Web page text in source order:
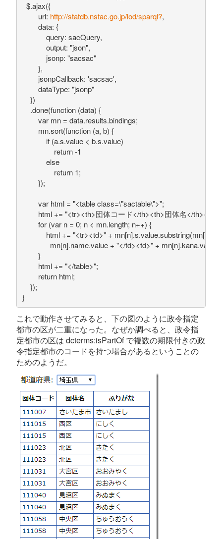
  $.ajax({
url: http://statdb.nstac.go.jp/lod/sparql?,
data: {
query: sacQuery,
output: "json",
jsonp: "sacsac"
},
jsonpCallback: 'sacsac',
dataType: "jsonp"
})
.done(function (data) {
var mn = data.results.bindings;
mn.sort(function (a, b) {
if (a.s.value < b.s.value)
return -1
else
return 1;
var html = "<table class=\"sactable\">";
html += "<tr><th>団体コード</th><th>団体名</th><th>
for (var n = 0; n < mn.length; n++) {
html += "<tr><td>" +
mn[n].name.value + "</td><td>" + mn[n].kana.value
}
html += "</table>";
return html;
});
}
これで動作させてみると、下の図のように政令指定
都市の区が二重になった。なぜか調べると、政令指
定都市の区は dcterms:isPartOf で複数の期限付きの政
令指定都市のコードを持つ場合があるということの
ためのようだ。